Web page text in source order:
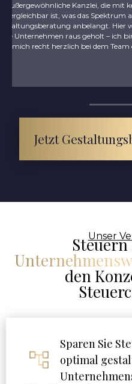
„Eine außergewöhnliche
Markt vergleichbar ist, was
der Gestaltungsberatung
für die Unternehmen raus
bedanke mich recht herzlich
Jetzt
Unser
den
Sparen Sie
optimal